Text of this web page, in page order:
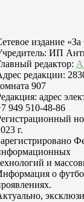
издание
ИП
редактор:
редакции:
907
адрес
949 510-48-86
г.
и
о